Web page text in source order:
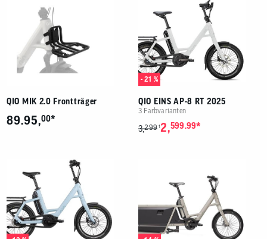
QIO MIK 2.0 Frontträger
89.95,00*
- 21 %
QIO EINS AP-8 RT 2025
3 Farbvarianten
3,299 12,599.99*